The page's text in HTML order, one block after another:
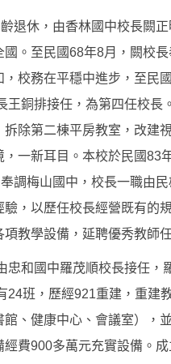
退休，由香林國中校長闕
。至民國68年8月，闕校
校務在平穩中進步，至民
王銅排接任，為第四任校
除第二棟平房教室，改建
一新耳目。本校於民國83
調梅山國中，校長一職由
，以歷任校長經營既有的
教學設備，延聘優秀教師
忠和國中羅茂順校長接任
24班，歷經921重建，重建
、健康中心、會議室），
費900多萬元充實設備。